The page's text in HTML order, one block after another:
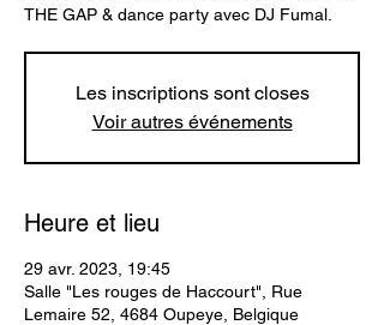
THE GAP & dance party avec DJ Fumal.
Les inscriptions sont closes
Voir autres événements
Heure et lieu
29 avr. 2023, 19:45
Salle "Les rouges de Haccourt", Rue
Lemaire 52, 4684 Oupeye, Belgique